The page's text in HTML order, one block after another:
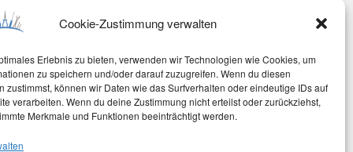
Cookie-Zustimmung verwalten
Erlebnis zu bieten, verwenden wir Technologien wie Cookies, um
zu speichern und/oder darauf zuzugreifen. Wenn du diesen
zustimmst, können wir Daten wie das Surfverhalten oder eindeutige IDs auf
verarbeiten. Wenn du deine Zustimmung nicht erteilst oder zurückziehst,
Merkmale und Funktionen beeinträchtigt werden.